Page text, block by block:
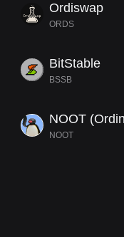
Ordiswap
ORDS
BitStable
BSSB
NOOT
NOOT